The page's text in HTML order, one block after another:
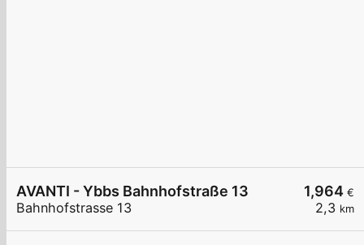
1,964 €
2,3 km
AVANTI - Ybbs Bahnhofstraße 13
Bahnhofstrasse 13